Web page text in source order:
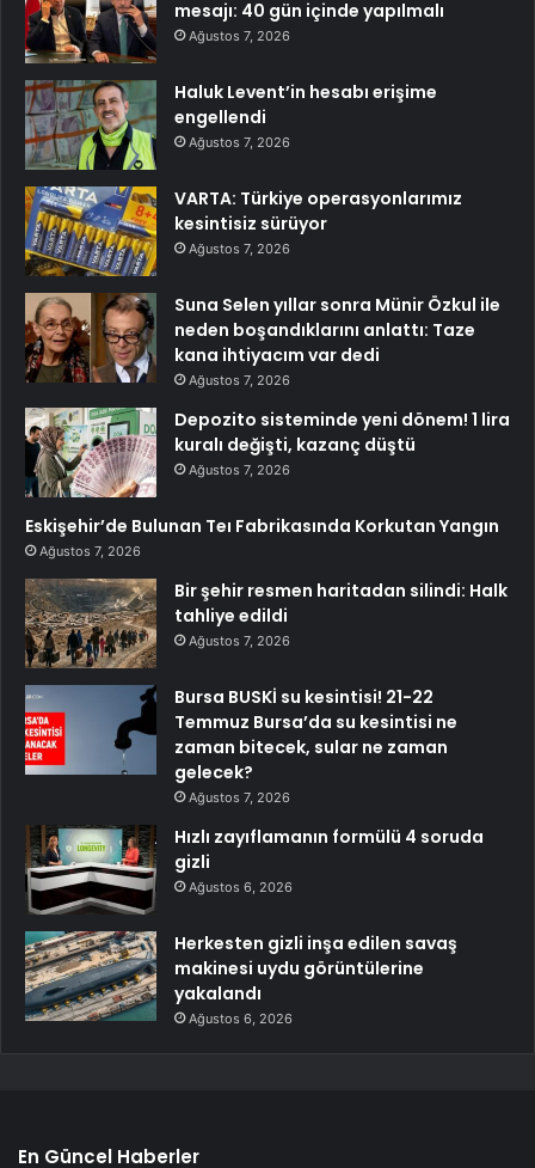
mesajı: 40 gün içinde yapılmalı
Ağustos 7, 2026
Haluk Levent’in hesabı erişime
engellendi
Ağustos 7, 2026
VARTA: Türkiye operasyonlarımız
kesintisiz sürüyor
Ağustos 7, 2026
Suna Selen yıllar sonra Münir Özkul ile
neden boşandıklarını anlattı: Taze
kana ihtiyacım var dedi
Ağustos 7, 2026
Depozito sisteminde yeni dönem! 1 lira
kuralı değişti, kazanç düştü
Ağustos 7, 2026
Eskişehir’de Bulunan Teı Fabrikasında Korkutan Yangın
Ağustos 7, 2026
Bir şehir resmen haritadan silindi: Halk
tahliye edildi
Ağustos 7, 2026
Bursa BUSKİ su kesintisi! 21-22
Temmuz Bursa’da su kesintisi ne
zaman bitecek, sular ne zaman
gelecek?
Ağustos 7, 2026
Hızlı zayıflamanın formülü 4 soruda
gizli
Ağustos 6, 2026
Herkesten gizli inşa edilen savaş
makinesi uydu görüntülerine
yakalandı
Ağustos 6, 2026
En Güncel Haberler